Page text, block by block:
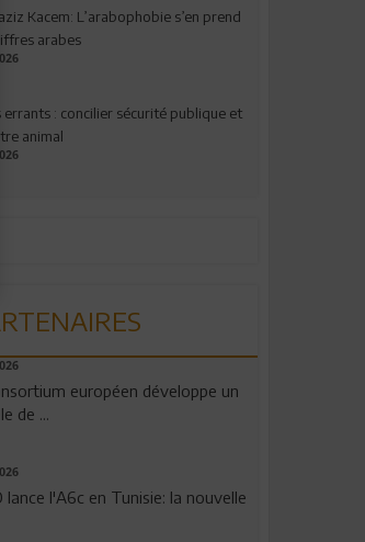
Kacem: L’arabophobie s’en prend
arabes
errants : concilier sécurité publique et
animal
européen développe un
de ...
lance l'A6c en Tunisie: la nouvelle